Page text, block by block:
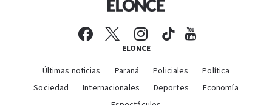
ELONCE
Últimas noticias Paraná Policiales
Política
Sociedad
Internacionales Deportes
Economía